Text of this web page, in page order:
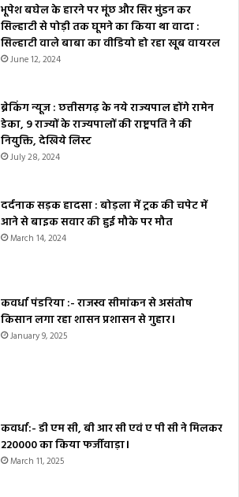
भूपेश बघेल के हारने पर मूंछ और सिर मुंडन कर
सिल्हाटी से पोड़ी तक घूमने का किया था वादा :
सिल्हाटी वाले बाबा का वीडियो हो रहा खूब वायरल
June 12, 2024
ब्रेकिंग न्यूज : छत्तीसगढ़ के नये राज्यपाल होंगे रामेन
डेका, 9 राज्यों के राज्यपालों की राष्ट्रपति ने की
नियुक्ति, देखिये लिस्ट
July 28, 2024
दर्दनाक सड़क हादसा : बोड़ला में ट्रक की चपेट में
आने से बाइक सवार की हुई मौके पर मौत
March 14, 2024
कवर्धा पंडरिया :- राजस्व सीमांकन से असंतोष
किसान लगा रहा शासन प्रशासन से गुहार।
January 9, 2025
कवर्धा:- डी एम सी, बी आर सी एवं ए पी सी ने मिलकर
₹220000 का किया फर्जीवाड़ा।
March 11, 2025